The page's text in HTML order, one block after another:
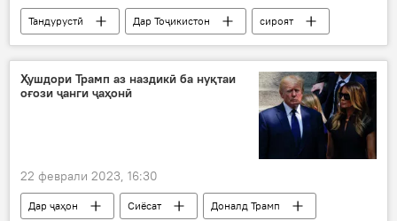
Тандурустӣ Дар Тоҷикистон
сироят
вабо
назорат
Созмони ҷаҳонии беҳдошт
Ҳушдори Трамп аз наздикӣ ба нуқтаи
оғози ҷанги ҷаҳонӣ
22 феврали 2023, 16:30
Дар ҷаҳон Сиёсат
Доналд Трамп